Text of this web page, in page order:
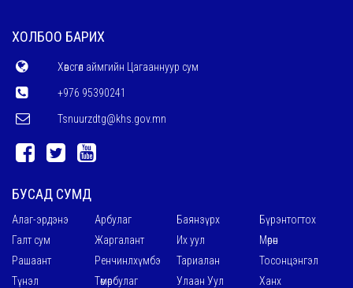
ХОЛБОО БАРИХ
Хөвсгөл аймгийн Цагааннуур сум
+976 95390241
Tsnuurzdtg@khs.gov.mn
БУСАД СУМД
Алаг-эрдэнэ Арбулаг Баянзүрх
Бүрэнтогтох
Галт сум
Жаргалант Их уул
Мөрөн
Рашаант
Ренчинлхүмбэ Тариалан
Тосонцэнгэл
Түнэл
Төмөрбулаг Улаан Уул
Ханх